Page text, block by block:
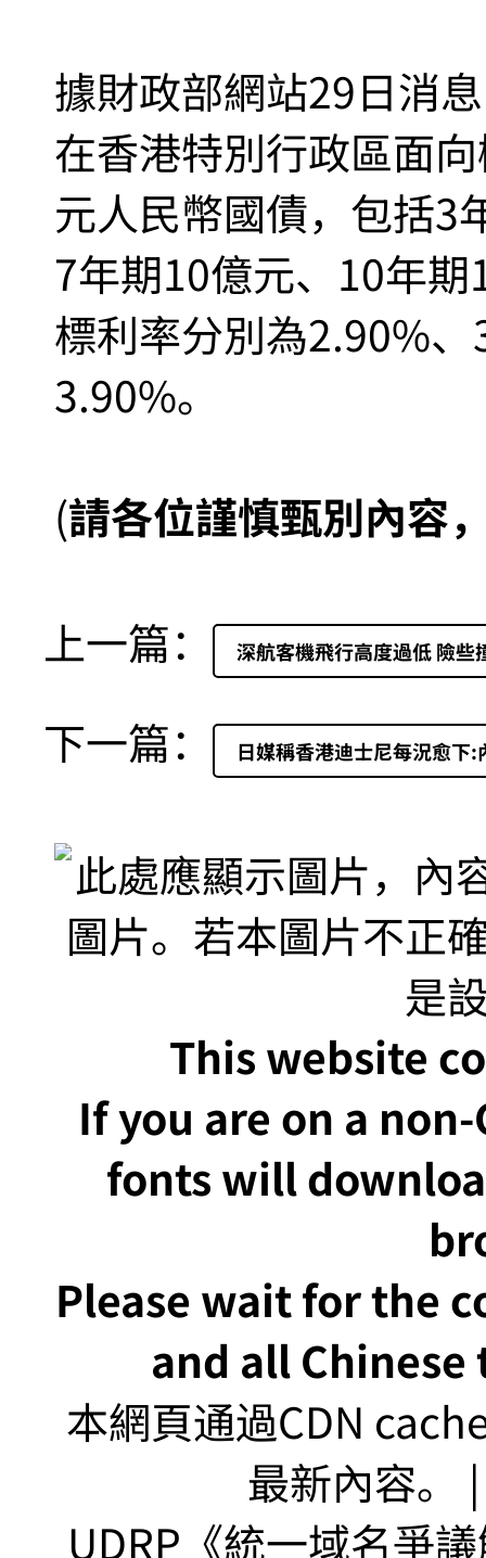
據財政部網站29日消
在香港特別行政區面
元人民幣國債，包括3
7年期10億元、10年
標利率分別為2.90%
3.90%。
(請各位謹慎甄別內容
上一篇： 深航客機飛行高度過低 險些
下一篇： 日媒稱香港迪士尼每況愈下
This website
If you are on a
fonts will
Please wait for the
and all
本網頁通過CDN
最新內容。
UDRP《統一域名爭